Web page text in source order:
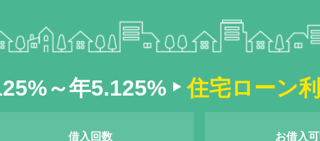
%～年5.125% 住宅ローン
借入回数 お借入